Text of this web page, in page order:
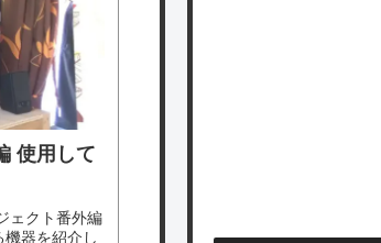
使用して
ェクト番外編
器を紹介し